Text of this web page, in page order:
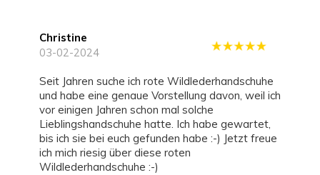
Christine
03-02-2024
Seit Jahren suche ich rote Wildlederhandschuhe
und habe eine genaue Vorstellung davon, weil ich
vor einigen Jahren schon mal solche
Lieblingshandschuhe hatte. Ich habe gewartet,
bis ich sie bei euch gefunden habe :-) Jetzt freue
ich mich riesig über diese roten
Wildlederhandschuhe :-)